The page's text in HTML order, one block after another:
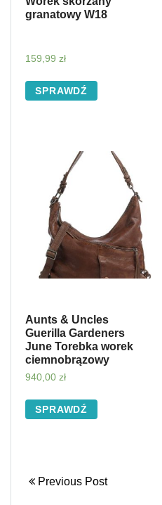
granatowy W18
159,99 zł
SPRAWDŹ
Aunts & Uncles
Guerilla Gardeners
June Torebka worek
ciemnobrązowy
940,00 zł
SPRAWDŹ
Previous Post